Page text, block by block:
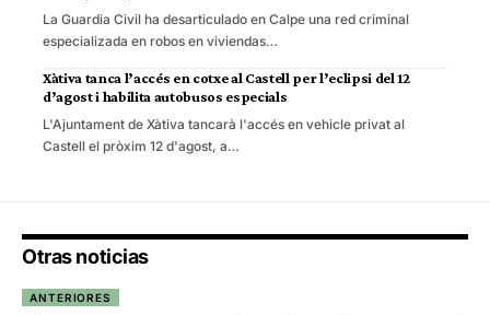
La Guardia Civil ha desarticulado en Calpe una red criminal
especializada en robos en viviendas…
Xàtiva tanca l’accés en cotxe al Castell per l’eclipsi del 12
d’agost i habilita autobusos especials
L'Ajuntament de Xàtiva tancarà l'accés en vehicle privat al
Castell el pròxim 12 d'agost, a…
Otras noticias
ANTERIORES